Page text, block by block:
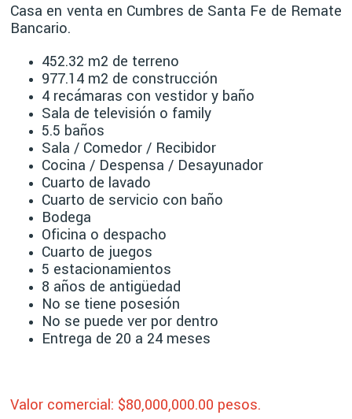
Casa en venta en Cumbres de Santa Fe de Remate
Bancario.
452.32 m2 de terreno
977.14 m2 de construcción
4 recámaras con vestidor y baño
Sala de televisión o family
5.5 baños
Sala / Comedor / Recibidor
Cocina / Despensa / Desayunador
Cuarto de lavado
Cuarto de servicio con baño
Bodega
Oficina o despacho
Cuarto de juegos
5 estacionamientos
8 años de antigüedad
No se tiene posesión
No se puede ver por dentro
Entrega de 20 a 24 meses
Valor comercial: $80,000,000.00 pesos.